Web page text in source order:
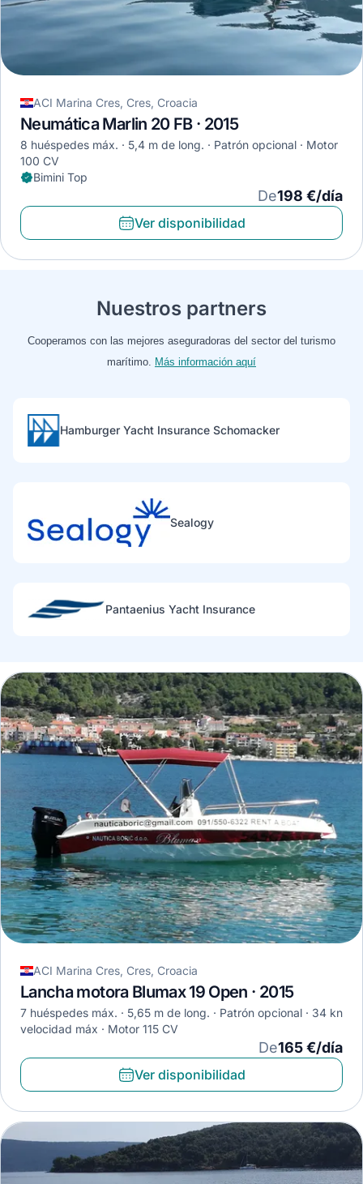
ACI Marina Cres, Cres, Croacia
Neumática Marlin 20 FB · 2015
8 huéspedes máx. 5,4 m de long. Patrón opcional
Motor
100 CV
Bimini Top
De198 €/día
Ver disponibilidad
Nuestros partners
Cooperamos con las mejores aseguradoras del sector del turismo
marítimo. Más información aquí
Hamburger Yacht Insurance Schomacker
Sealogy
Pantaenius Yacht Insurance
ACI Marina Cres, Cres, Croacia
Lancha motora Blumax 19 Open · 2015
7 huéspedes máx. 5,65 m de long. Patrón opcional
34 kn
velocidad máx
Motor 115 CV
De165 €/día
Ver disponibilidad